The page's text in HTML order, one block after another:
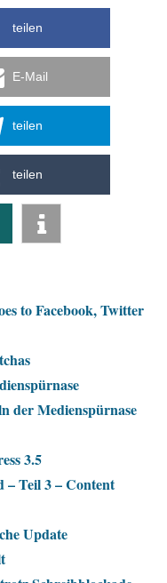
teilen
E-Mail
teilen
teilen
to Facebook, Twitter
der Medienspürnase
3.5
– Teil 3 – Content
Update